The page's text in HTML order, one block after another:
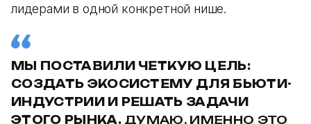
лидерами в одной конкретной нише.
МЫ ПОСТАВИЛИ ЧЕТКУЮ ЦЕЛЬ:
СОЗДАТЬ ЭКОСИСТЕМУ ДЛЯ БЬЮТИ-
ИНДУСТРИИ И РЕШАТЬ ЗАДАЧИ
ЭТОГО РЫНКА. ДУМАЮ, ИМЕННО ЭТО